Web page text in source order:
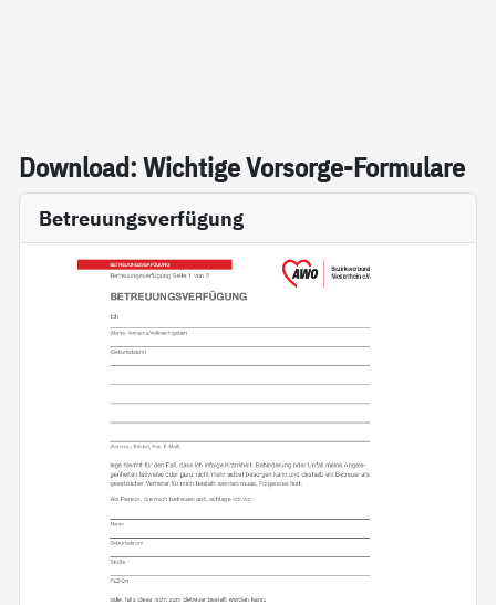
Down­load: Wich­ti­ge Vor­sor­ge-For­mu­la­re
Betreuungsverfügung